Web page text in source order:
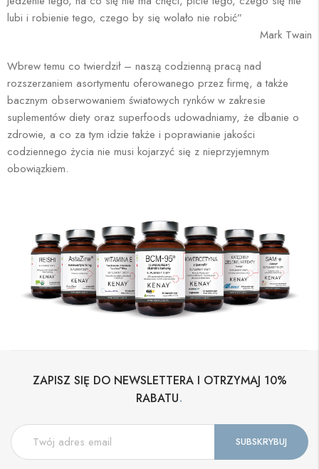
lubi i robienie tego, czego by się wolało nie robić”
Mark Twain
Wbrew temu co twierdził – naszą codzienną pracą nad
rozszerzaniem asortymentu oferowanego przez firmę, a także
bacznym obserwowaniem światowych rynków w zakresie
suplementów diety oraz superfoods udowadniamy, że dbanie o
zdrowie, a co za tym idzie także i poprawianie jakości
codziennego życia nie musi kojarzyć się z nieprzyjemnym
obowiązkiem.
ZAPISZ SIĘ DO NEWSLETTERA I OTRZYMAJ 10%
RABATU.